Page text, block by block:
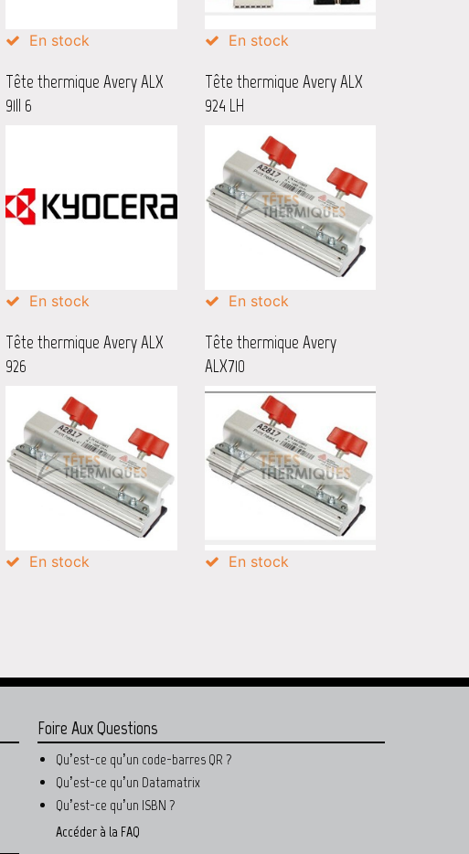
En stock En stock
Tête thermique Avery ALX
91II 6
En stock
Tête thermique Avery ALX
924 LH
En stock
Tête thermique Avery ALX
926
En stock
Tête thermique Avery
ALX710
En stock
Foire Aux Questions
Qu’est-ce qu’un code-barres QR ?
Qu’est-ce qu’un Datamatrix
Qu’est-ce qu’un ISBN ?
Accéder à la FAQ